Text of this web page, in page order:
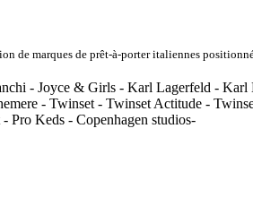
de marques de prêt-à-porter italiennes
- Joyce & Girls - Karl Lagerfeld -
- Twinset - Twinset Actitude -
Pro Keds - Copenhagen studios-